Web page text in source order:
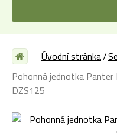
Úvodní stránka
Pohonná jednotka
DZS125